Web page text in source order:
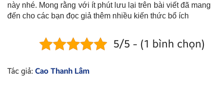
này nhé. Mong rằng với ít phút lưu lại trên bài viết đã mang
đến cho các bạn đọc giả thêm nhiều kiến thức bổ ích
5/5 - (1 bình chọn)
Tác giả: Cao Thanh Lâm